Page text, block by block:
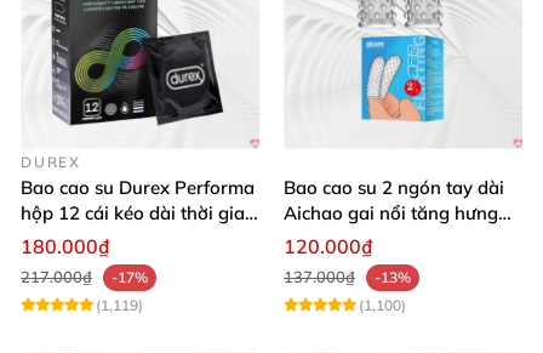
DUREX
Bao cao su Durex Performa
hộp 12 cái kéo dài thời gian
an toàn
180.000₫
217.000₫
-17%
(1,119)
Bao cao su 2 ngón tay dài
Aichao gai nổi tăng hưng
phấn mượt 2 cái trong hộp
120.000₫
137.000₫
-13%
(1,100)